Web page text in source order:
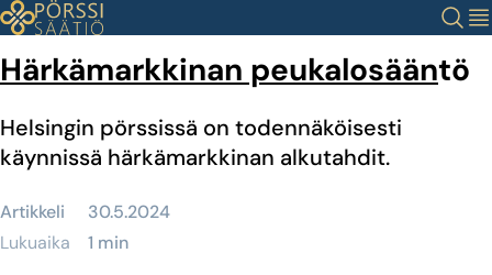
Siirry
sisältöön
Haku
Härkämarkkinan peukalosääntö
Helsingin pörssissä on todennäköisesti
käynnissä härkämarkkinan alkutahdit.
Artikkeli
30.5.2024
Lukuaika
1 min